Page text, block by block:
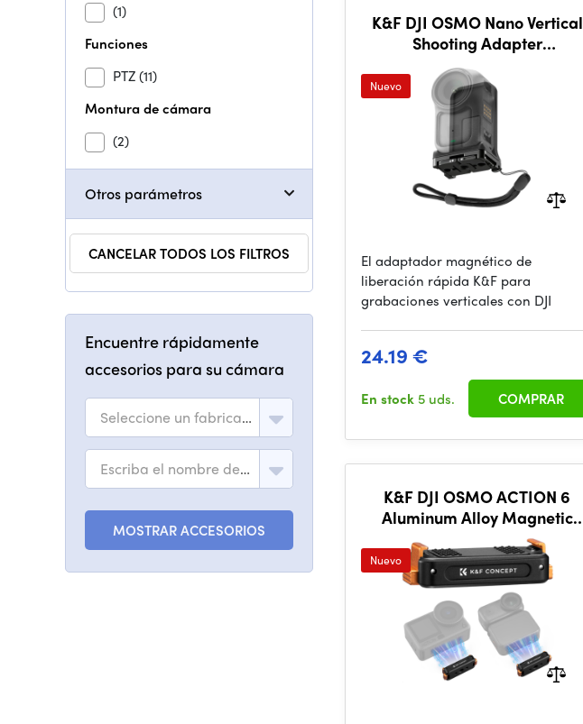
(1)
Funciones
PTZ(11)
Montura de cámara
(2)
Otros parámetros
CANCELAR TODOS LOS FILTROS
Encuentre rápidamente
accesorios para su cámara
Seleccione un fabricante
Escriba el nombre del modelo
MOSTRAR ACCESORIOS
K&F DJI OSMO Nano Vertical
Shooting Adapter
MountMagnetic quick-
installation, supports vertical
shoo
Nuevo
El adaptador magnético de
liberación rápida K&F para
grabaciones verticales con DJI
24.19 €
En stock 5 uds. COMPRAR
K&F DJI OSMO ACTION 6
Aluminum Alloy Magnetic
Quick Release, with 1/4" screw
adapter.
Nuevo